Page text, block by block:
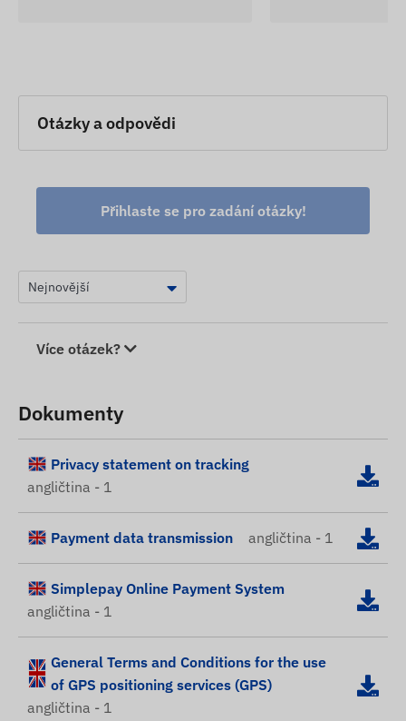
Otázky a odpovědi
Přihlaste se pro zadání otázky!
Více otázek?
Dokumenty
Privacy statement on tracking
angličtina - 1
Payment data transmission angličtina - 1
Simplepay Online Payment System
angličtina - 1
General Terms and Conditions for the use
of GPS positioning services (GPS)
angličtina - 1